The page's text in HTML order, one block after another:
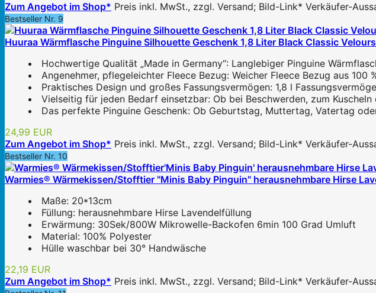
Zum Angebot im Shop* Preis inkl. MwSt., zzgl. Versand; Bild-Link* Verkäufer-
Bestseller Nr. 9
Huuraa Wärmflasche Pinguine Silhouette Geschenk 1,8 Liter Black Classic
Hochwertige Qualität „Made in Germany“: Langlebiger Pinguine
Angenehmer, pflegeleichter Fleece Bezug: Weicher Fleece Bezug aus
Praktisches Design und großes Fassungsvermögen: 1,8 l
Vielseitig für jeden Bedarf einsetzbar: Ob bei Beschwerden, zum
Das perfekte Pinguine Geschenk: Ob Geburtstag, Muttertag, Vatertag
24,99 EUR
Zum Angebot im Shop* Preis inkl. MwSt., zzgl. Versand; Bild-Link* Verkäufer-
Bestseller Nr. 10
Warmies® Wärmekissen/Stofftier "Minis Baby Pinguin" herausnehmbare Hirse
Maße: 20*13cm
Füllung: herausnehmbare Hirse Lavendelfüllung
Erwärmung: 30Sek/800W Mikrowelle-Backofen 6min 100 Grad Umluft
Material: 100% Polyester
Hülle waschbar bei 30° Handwäsche
22,19 EUR
Zum Angebot im Shop* Preis inkl. MwSt., zzgl. Versand; Bild-Link* Verkäufer-